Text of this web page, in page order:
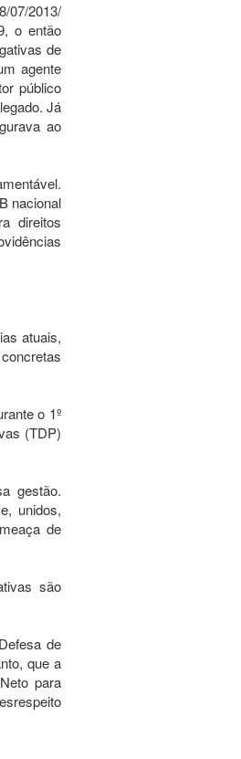
07/2013/
o então
de
agente
público
Já
ao
nacional
direitos
atuais,
o 1º
(TDP)
gestão.
unidos,
de
são
de
que a
para